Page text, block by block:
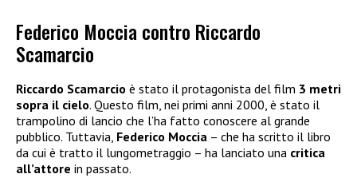
Federico Moccia contro Riccardo
Scamarcio
Riccardo Scamarcio è stato il protagonista del film 3 metri
sopra il cielo. Questo film, nei primi anni 2000, è stato il
trampolino di lancio che l’ha fatto conoscere al grande
pubblico. Tuttavia, Federico Moccia – che ha scritto il libro
da cui è tratto il lungometraggio – ha lanciato una critica
all’attore in passato.